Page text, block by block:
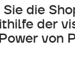
Sie die
der
von